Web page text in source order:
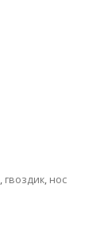
, гвоздик, нос